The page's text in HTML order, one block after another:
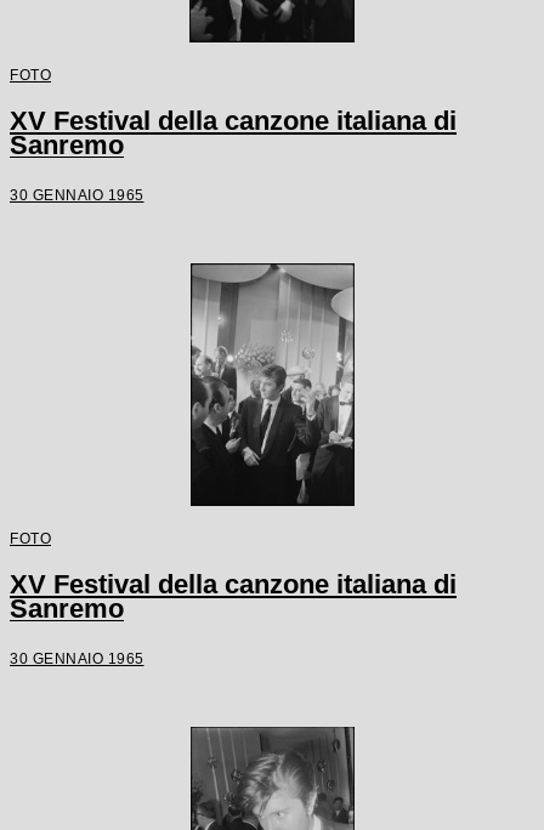
FOTO
XV Festival della canzone italiana di
Sanremo
30 GENNAIO 1965
FOTO
XV Festival della canzone italiana di
Sanremo
30 GENNAIO 1965